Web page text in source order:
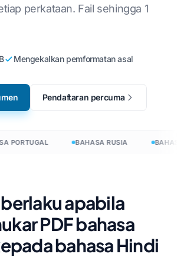
perkataan. Fail sehingga 1
Mengekalkan pemformatan asal
Pendaftaran percuma
PORTUGAL BAHASA RUSIA
apabila
PDF bahasa
bahasa Hindi